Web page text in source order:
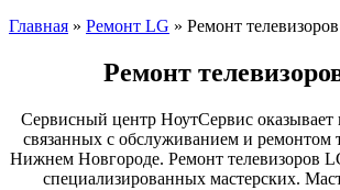
Главная » Ремонт LG » Ремонт
Ремонт
Сервисный центр НоутСервис оказывает
связанных с обслуживанием и ремонтом
Нижнем Новгороде. Ремонт телевизоров
специализированных мастерских.